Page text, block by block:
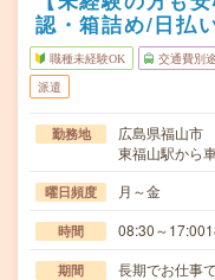
認・箱詰め/日払
職種未経験OK 交通費別
派遣
勤務地
広島県福山市
東福山駅から
曜日頻度 月～金
時間 08:30～
期間 長期でお仕事